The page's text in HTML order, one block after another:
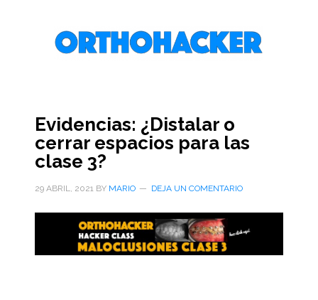
Evidencias: ¿Distalar o
cerrar espacios para las
clase 3?
29 ABRIL, 2021BY MARIO DEJA UN COMENTARIO